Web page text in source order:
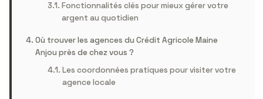
Fonctionnalités clés pour mieux gérer votre
argent au quotidien
Où trouver les agences du Crédit Agricole Maine
Anjou près de chez vous ?
Les coordonnées pratiques pour visiter votre
agence locale